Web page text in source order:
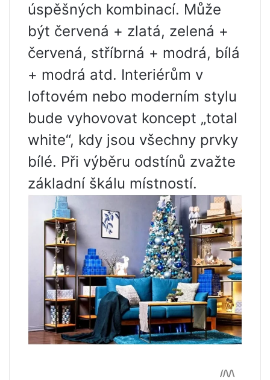
úspěšných kombinací. Může
být červená + zlatá, zelená +
červená, stříbrná + modrá, bílá
+ modrá atd. Interiérům v
loftovém nebo moderním stylu
bude vyhovovat koncept „total
white“, kdy jsou všechny prvky
bílé. Při výběru odstínů zvažte
základní škálu místností.